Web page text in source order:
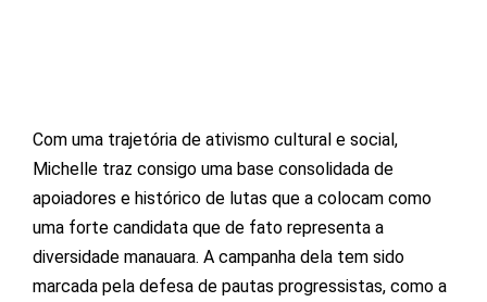
Com uma trajetória de ativismo cultural e social,
Michelle traz consigo uma base consolidada de
apoiadores e histórico de lutas que a colocam como
uma forte candidata que de fato representa a
diversidade manauara. A campanha dela tem sido
marcada pela defesa de pautas progressistas, como a